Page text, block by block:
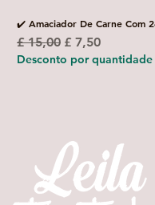
✔️ Amaciador De Carne Com
Preço normal
£ 15,00 Preço
£ 7,50
Desconto por quantidade